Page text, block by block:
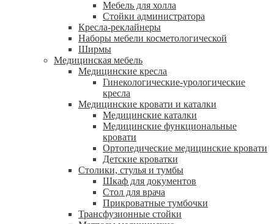
Мебель для холла
Стойки администратора
Кресла-реклайнеры
Наборы мебели косметологической
Ширмы
Медицинская мебель
Медицинские кресла
Гинекологические-урологические
кресла
Медицинские кровати и каталки
Медицинские каталки
Медицинские функциональные
кровати
Ортопедические медицинские кровати
Детские кроватки
Столики, стулья и тумбы
Шкаф для документов
Стол для врача
Прикроватные тумбочки
Трансфузионные стойки